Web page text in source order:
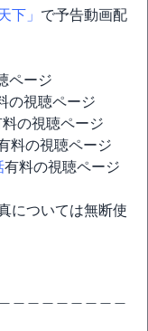
下」 で予告動画配
ページ
の視聴ページ
料の視聴ページ
料の視聴ページ
有料の視聴ページ
については無断使